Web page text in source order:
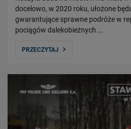
docelowo, w 2020 roku, ułożone
gwarantujące sprawne podróże w
pociągów dalekobieżnych.…
PRZECZYTAJ